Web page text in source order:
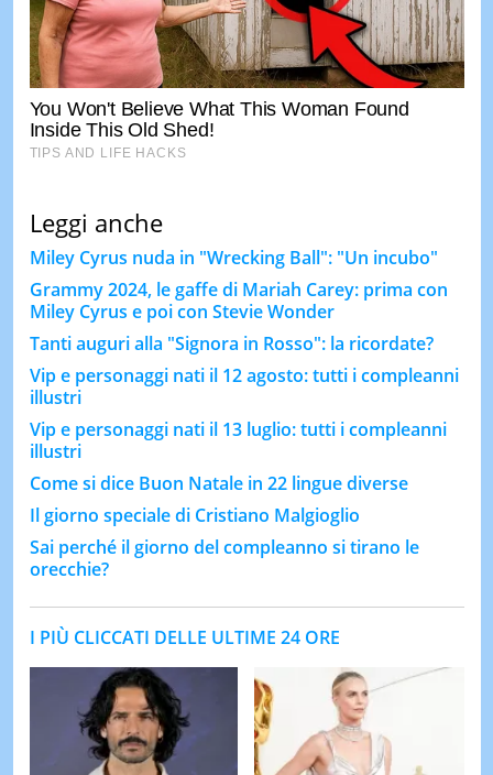
Leggi anche
Miley Cyrus nuda in "Wrecking Ball": "Un incubo"
Grammy 2024, le gaffe di Mariah Carey: prima con
Miley Cyrus e poi con Stevie Wonder
Tanti auguri alla "Signora in Rosso": la ricordate?
Vip e personaggi nati il 12 agosto: tutti i compleanni
illustri
Vip e personaggi nati il 13 luglio: tutti i compleanni
illustri
Come si dice Buon Natale in 22 lingue diverse
Il giorno speciale di Cristiano Malgioglio
Sai perché il giorno del compleanno si tirano le
orecchie?
I PIÙ CLICCATI DELLE ULTIME 24 ORE